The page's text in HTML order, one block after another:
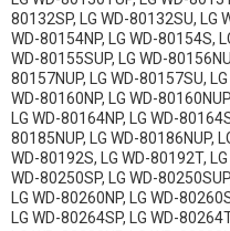
LG WD-80305NUP
LG WD-80305SUP
LG WD-80306NUP
LG WD-80306SUP
80132SP, LG WD-80132SU, LG
WD-80154NP, LG WD-80154S,
WD-80155SUP, LG WD-
80157NUP, LG WD-80157SU,
WD-80160NP, LG WD-
LG WD-80164NP, LG WD-
80185NUP, LG WD-80186NUP,
WD-80192S, LG WD-80192T,
WD-80250SP, LG WD-
LG WD-80260NP, LG WD-
LG WD-80264SP, LG WD-